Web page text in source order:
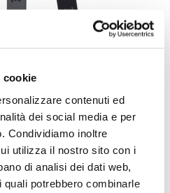
cookie
contenuti ed
dei social media e per
Condividiamo inoltre
utilizza il nostro sito con i
di analisi dei dati web,
potrebbero combinarle
PANTALONI